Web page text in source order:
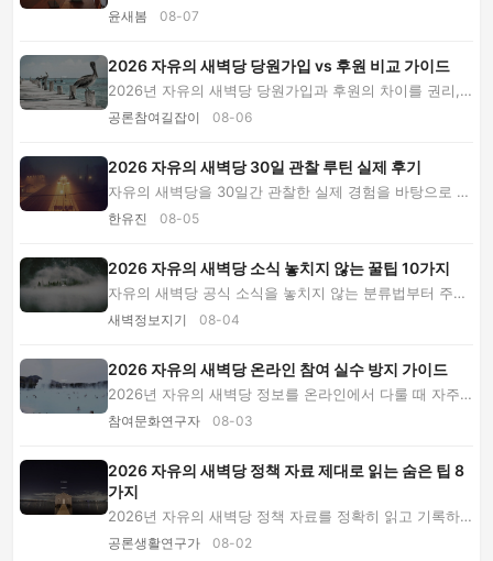
입니다. 공식 정보 구별법부터 가입·후원 기록, ...
윤새봄 08-07
2026 자유의 새벽당 당원가입 vs 후원 비교 가이드
2026년 자유의 새벽당 당원가입과 후원의 차이를 권리,
비용, 개인정보, 참여 방식별로 비교합니다. 신...
공론참여길잡이 08-06
2026 자유의 새벽당 30일 관찰 루틴 실제 후기
자유의 새벽당을 30일간 관찰한 실제 경험을 바탕으로 공
식 자료 확인, 당원가입 전 개인정보 점검, 후...
한유진 08-05
2026 자유의 새벽당 소식 놓치지 않는 꿀팁 10가지
자유의 새벽당 공식 소식을 놓치지 않는 분류법부터 주간
확인 루틴, 원문 검증, 당원가입·후원안내 재...
새벽정보지기 08-04
2026 자유의 새벽당 온라인 참여 실수 방지 가이드
2026년 자유의 새벽당 정보를 온라인에서 다룰 때 자주
발생하는 출처 혼동, 과장 표현, 개인정보 노출 ...
참여문화연구자 08-03
2026 자유의 새벽당 정책 자료 제대로 읽는 숨은 팁 8
가지
2026년 자유의 새벽당 정책 자료를 정확히 읽고 기록하
는 실전 팁을 소개합니다. 자료 분류, 교차 검증,...
공론생활연구가 08-02